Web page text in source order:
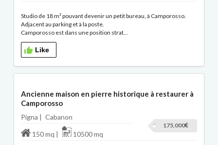
Studio de 18 m² pouvant devenir un petit bureau, à Camporosso.
Adjacent au parking et à la poste.
Camporosso est dans une position strat...
Like
Ancienne maison en pierre historique à restaurer à
Camporosso
Pigna | Cabanon
175,000
150 mq | 10500 mq